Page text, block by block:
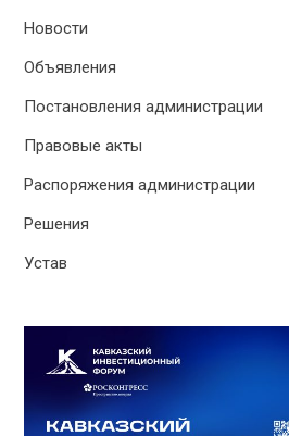
Новости
Объявления
Постановления администрации
Правовые акты
Распоряжения администрации
Решения
Устав